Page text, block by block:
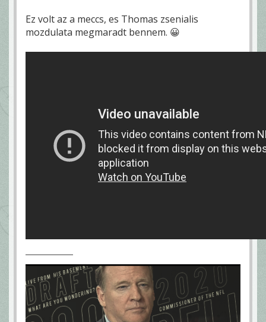
Ez volt az a meccs, es Thomas zsenialis
mozdulata megmaradt bennem. 😀